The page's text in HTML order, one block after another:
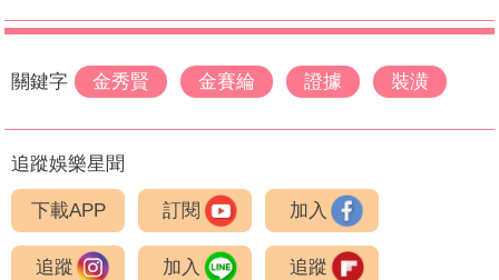
關鍵字 金秀賢 金賽綸 證據 裝潢
追蹤娛樂星聞
下載APP 訂閱 加入
追蹤 加入 追蹤